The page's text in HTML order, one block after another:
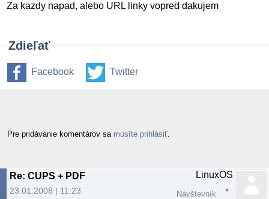
Za kazdy napad, alebo URL linky vopred dakujem
Zdieľať
Facebook Twitter
Pre pridávanie komentárov sa musíte prihlásiť
Re: CUPS + PDF
23.01.2008 | 11:23
LinuxOS
Návštevník